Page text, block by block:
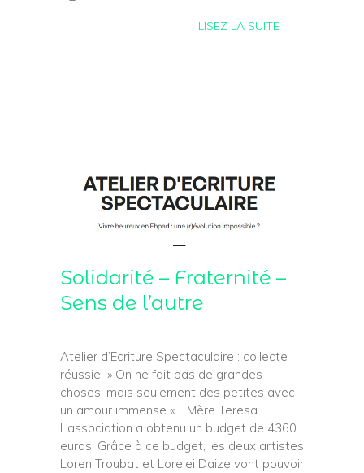
LISEZ LA SUITE
Solidarité – Fraternité –
Sens de l’autre
Atelier d’Ecriture Spectaculaire : collecte
réussie » On ne fait pas de grandes
choses, mais seulement des petites avec
un amour immense « . Mère Teresa
L’association a obtenu un budget de 4360
euros. Grâce à ce budget, les deux artistes
Loren Troubat et Lorelei Daize vont pouvoir